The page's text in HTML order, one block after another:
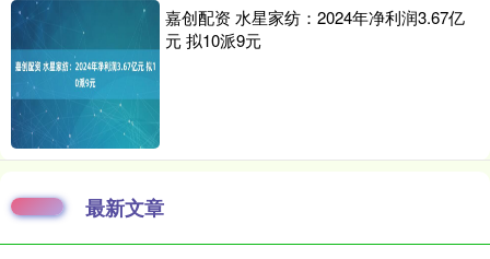
嘉创配资 水星家纺：2024年净利润3.67亿
元 拟10派9元
最新文章